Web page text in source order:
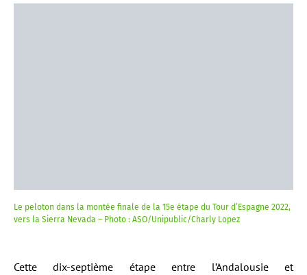
Le peloton dans la montée finale de la 15e étape du Tour d’Espagne 2022,
vers la Sierra Nevada – Photo : ASO/Unipublic/Charly Lopez
Cette dix-septième étape entre l’Andalousie et